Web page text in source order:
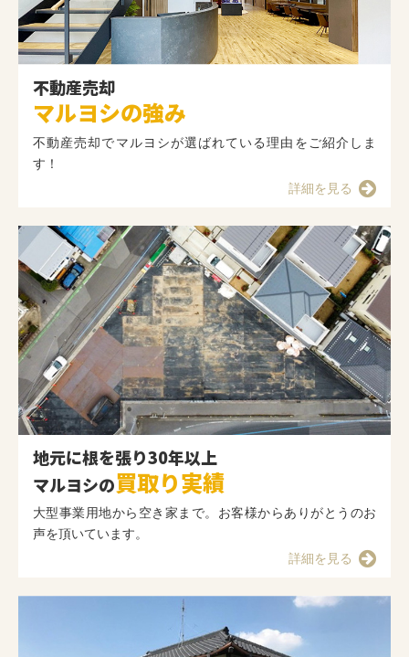
不動産売却
マルヨシの強み
不動産売却でマルヨシが選ばれている理由をご紹介しま
す！
詳細を見る
地元に根を張り30年以上
マルヨシの買取り実績
大型事業用地から空き家まで。お客様からありがとうのお
声を頂いています。
詳細を見る